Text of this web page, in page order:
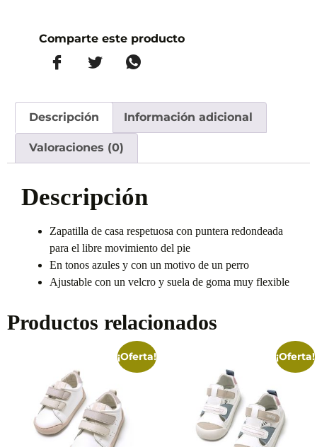
Comparte este producto
Descripción Información adicional
Valoraciones (0)
Descripción
Zapatilla de casa respetuosa con puntera redondeada
para el libre movimiento del pie
En tonos azules y con un motivo de un perro
Ajustable con un velcro y suela de goma muy flexible
Productos relacionados
¡Oferta! ¡Oferta!